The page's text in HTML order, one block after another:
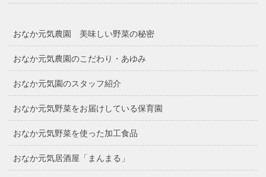
おなか元気農園 美味しい野菜の秘密
おなか元気農園のこだわり・あゆみ
おなか元気園のスタッフ紹介
おなか元気野菜をお届けしている保育園
おなか元気野菜を使った加工食品
おなか元気居酒屋「まんまる」